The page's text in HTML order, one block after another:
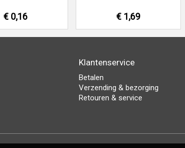
€ 0,16 € 1,69
Klantenservice
Betalen
Verzending & bezorging
Retouren & service